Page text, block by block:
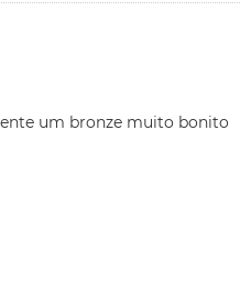
um bronze muito bonito